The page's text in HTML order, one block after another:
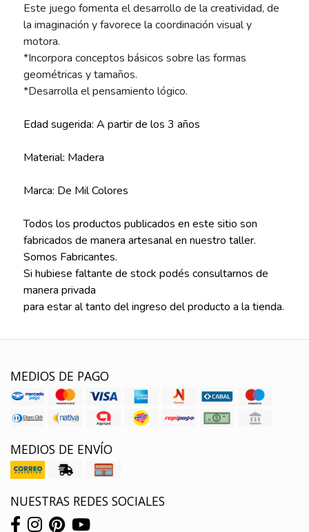
Este juego fomenta el desarrollo de la creatividad, de
la imaginación y favorece la coordinación visual y
motora.
*Incorpora conceptos básicos sobre las formas
geométricas y tamaños.
*Desarrolla el pensamiento lógico.
Edad sugerida: A partir de los 3 años
Material: Madera
Marca: De Mil Colores
Todos los productos publicados en este sitio son
fabricados de manera artesanal en nuestro taller.
Somos Fabricantes.
Si hubiese faltante de stock podés consultarnos de
manera privada
para estar al tanto del ingreso del producto a la tienda.
MEDIOS DE PAGO
MEDIOS DE ENVÍO
NUESTRAS REDES SOCIALES